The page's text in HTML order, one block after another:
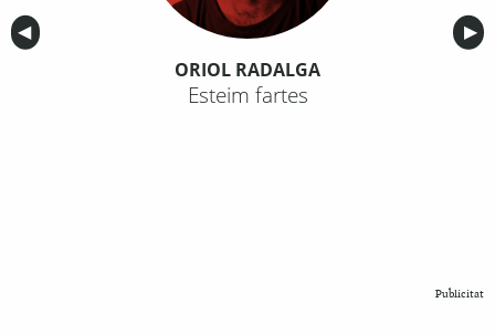
Anterior
◀︎ ▶︎
ORIOL RADALGA
Esteim fartes
Publicitat